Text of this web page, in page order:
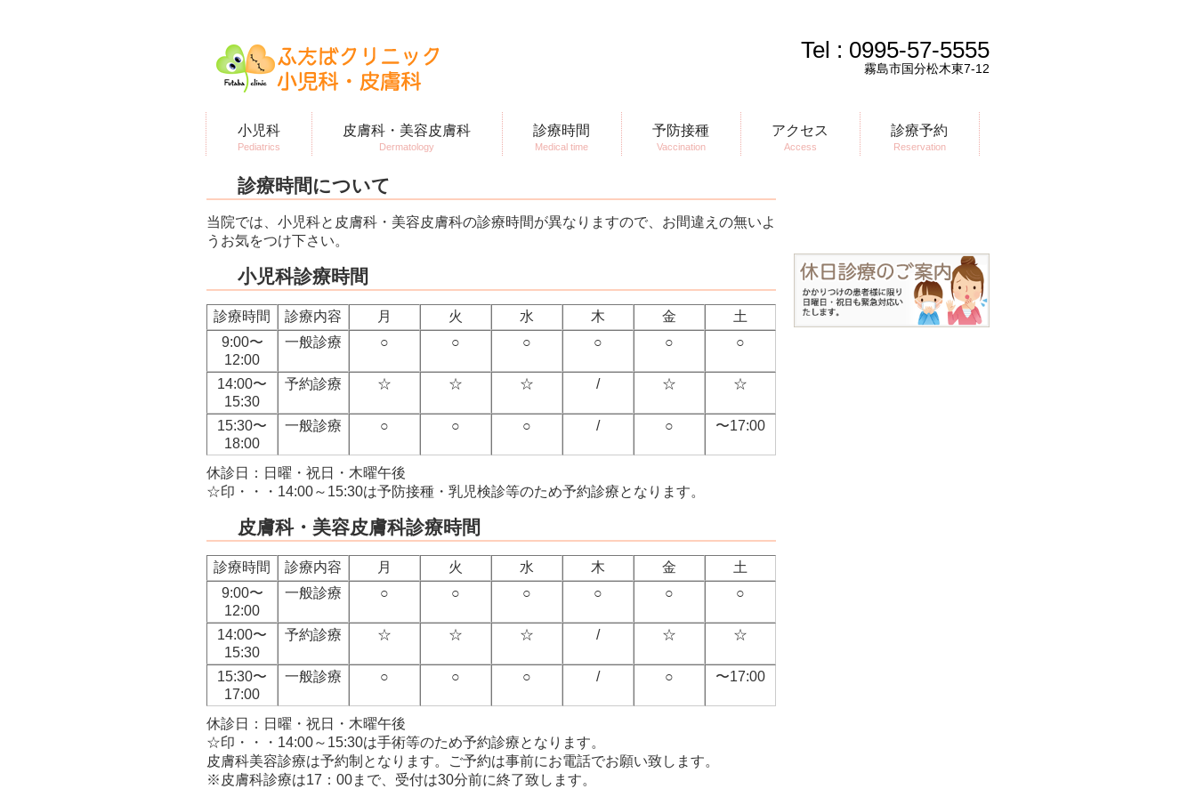
Tel : 0995-57-5555
霧島市国分松木東7-12
小児科
Pediatrics
皮膚科・美容皮膚科
Dermatology
診療時間
Medical time
予防接種
Vaccination
アクセス
Access
診療予約
Reservation
診療時間について
当院では、小児科と皮膚科・美容皮膚科の診療時間が異なりますので、お間違えの無いよ
うお気をつけ下さい。
小児科診療時間
診療時間 診療内容 月 火 水 木 金
土
9:00〜
12:00
一般診療 ○ ○ ○ ○ ○ ○
14:00〜
15:30
予約診療 ☆ ☆ ☆ / ☆ ☆
15:30〜
18:00
一般診療 ○ ○ ○ / ○ 〜17:00
休診日：日曜・祝日・木曜午後
☆印・・・14:00～15:30は予防接種・乳児検診等のため予約診療となります。
皮膚科・美容皮膚科診療時間
診療時間 診療内容 月 火 水 木 金
土
9:00〜
12:00
一般診療 ○ ○ ○ ○ ○ ○
14:00〜
15:30
予約診療 ☆ ☆ ☆ / ☆ ☆
15:30〜
17:00
一般診療 ○ ○ ○ / ○ 〜17:00
休診日：日曜・祝日・木曜午後
☆印・・・14:00～15:30は手術等のため予約診療となります。
皮膚科美容診療は予約制となります。ご予約は事前にお電話でお願い致します。
※皮膚科診療は17：00まで、受付は30分前に終了致します。